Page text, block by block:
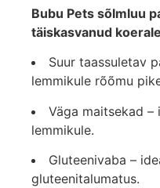
Bubu Pets sõlmluu
täiskasvanud
Suur taassuletav
lemmikule rõõmu
Väga maitsekad
lemmikule.
Gluteenivaba –
gluteenitalumatus.